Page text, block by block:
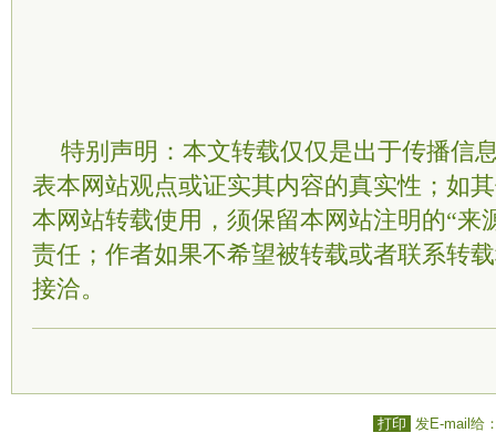
特别声明：本文转载仅仅是出于传播信
表本网站观点或证实其内容的真实性；如
本网站转载使用，须保留本网站注明的“来
责任；作者如果不希望被转载或者联系转
接洽。
打印 发E-mail给